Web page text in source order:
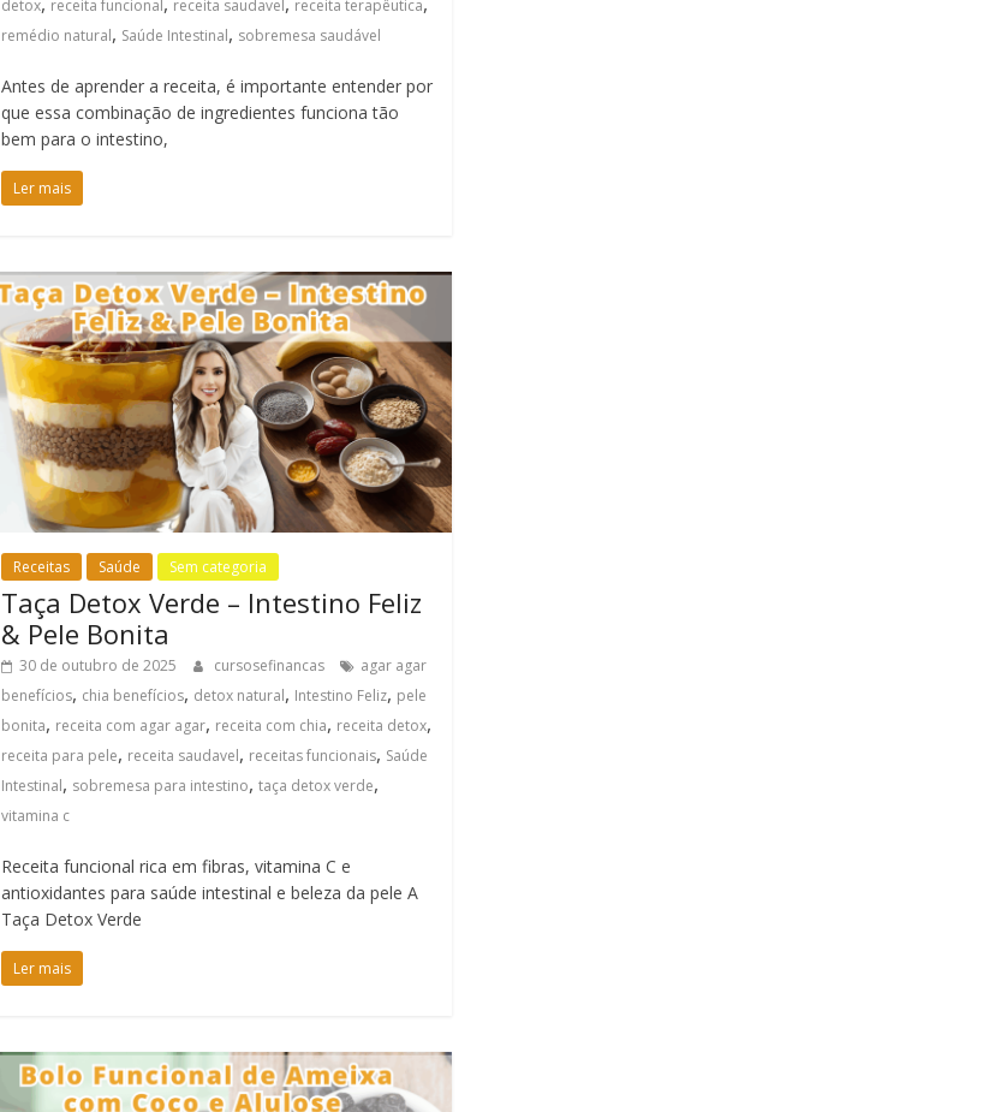
detox receita funcional receita saudavel receita terapêutica
remédio natural, Saúde Intestinal, sobremesa saudável
Antes de aprender a receita, é importante entender por
que essa combinação de ingredientes funciona tão
bem para o intestino,
Ler mais
Receitas Saúde Sem categoria
Taça Detox Verde – Intestino Feliz
& Pele Bonita
30 de outubro de 2025 cursosefinancas
agar agar
benefícios, chia benefícios, detox natural, Intestino Feliz, pele
bonita, receita com agar agar, receita com chia, receita detox,
receita para pele, receita saudavel, receitas funcionais, Saúde
Intestinal, sobremesa para intestino,taça detox verde,
vitamina c
Receita funcional rica em fibras, vitamina C e
antioxidantes para saúde intestinal e beleza da pele A
Taça Detox Verde
Ler mais